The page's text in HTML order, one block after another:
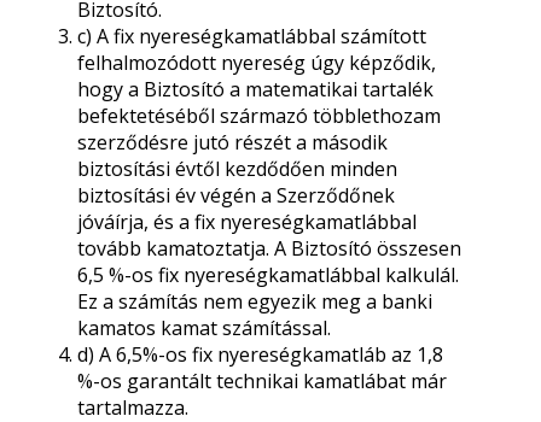
Biztosító.
c) A fix nyereségkamatlábbal számított
felhalmozódott nyereség úgy képződik,
hogy a Biztosító a matematikai tartalék
befektetéséből származó többlethozam
szerződésre jutó részét a második
biztosítási évtől kezdődően minden
biztosítási év végén a Szerződőnek
jóváírja, és a fix nyereségkamatlábbal
tovább kamatoztatja. A Biztosító összesen
6,5 %-os fix nyereségkamatlábbal kalkulál.
Ez a számítás nem egyezik meg a banki
kamatos kamat számítással.
d) A 6,5%-os fix nyereségkamatláb az 1,8
%-os garantált technikai kamatlábat már
tartalmazza.